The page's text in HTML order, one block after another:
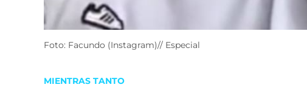
Foto: Facundo (Instagram)// Especial
POSTED
MIENTRAS TANTO